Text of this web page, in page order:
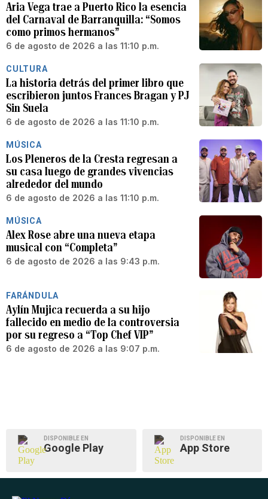
Aria Vega trae a Puerto Rico la esencia
del Carnaval de Barranquilla: “Somos
como primos hermanos”
6 de agosto de 2026 a las 11:10 p.m.
CULTURA
La historia detrás del primer libro que
escribieron juntos Frances Bragan y PJ
Sin Suela
6 de agosto de 2026 a las 11:10 p.m.
MÚSICA
Los Pleneros de la Cresta regresan a
su casa luego de grandes vivencias
alrededor del mundo
6 de agosto de 2026 a las 11:10 p.m.
MÚSICA
Alex Rose abre una nueva etapa
musical con “Completa”
6 de agosto de 2026 a las 9:43 p.m.
FARÁNDULA
Aylín Mujica recuerda a su hijo
fallecido en medio de la controversia
por su regreso a “Top Chef VIP”
6 de agosto de 2026 a las 9:07 p.m.
DISPONIBLE EN
Google Play
DISPONIBLE EN
App Store